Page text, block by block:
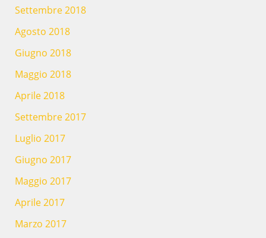
Settembre 2018
Agosto 2018
Giugno 2018
Maggio 2018
Aprile 2018
Settembre 2017
Luglio 2017
Giugno 2017
Maggio 2017
Aprile 2017
Marzo 2017